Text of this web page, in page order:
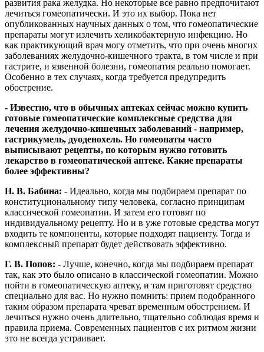
развития рака желудка. Но некоторые все равно предпочитают
лечиться гомеопатически. И это их выбор. Пока нет
опубликованных научных данных о том, что гомеопатические
препараты могут излечить хеликобактерную инфекцию. Но
как практикующий врач могу отметить, что при очень многих
заболеваниях желудочно-кишечного тракта, в том числе и при
гастрите, и язвенной болезни, гомеопатия реально помогает.
Особенно в тех случаях, когда требуется предупредить
обострение.
- Известно, что в обычных аптеках сейчас можно купить
готовые гомеопатические комплексные средства для
лечения желудочно-кишечных заболеваний - например,
гастрикумель, дуоденохель. Но гомеопаты часто
выписывают рецепты, по которым нужно готовить
лекарство в гомеопатической аптеке. Какие препараты
более эффективны?
Н. В. Бабина: - Идеально, когда мы подбираем препарат по
конституциональному типу человека, согласно принципам
классической гомеопатии. И затем его готовят по
индивидуальному рецепту. Но и в уже готовые средства могут
входить те компоненты, которые подходят пациенту. Тогда и
комплексный препарат будет действовать эффективно.
Г. В. Попов: - Лучше, конечно, когда мы подбираем препарат
так, как это было описано в классической гомеопатии. Можно
пойти в гомеопатическую аптеку, и там приготовят средство
специально для вас. Но нужно помнить: прием подобранного
таким образом препарата чреват временным обострением. И
лечиться нужно очень длительно, тщательно соблюдая время и
правила приема. Современных пациентов с их ритмом жизни
это не всегда устраивает.